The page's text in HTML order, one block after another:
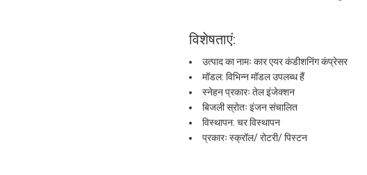
विशेषताएं:
उत्पाद का नामः कार एयर कंडीशनिंग कंप्रेसर
मॉडल: विभिन्न मॉडल उपलब्ध हैं
स्नेहन प्रकारः तेल इंजेक्शन
बिजली स्रोतः इंजन संचालित
विस्थापन: चर विस्थापन
प्रकारः स्क्रॉल/ रोटरी/ पिस्टन